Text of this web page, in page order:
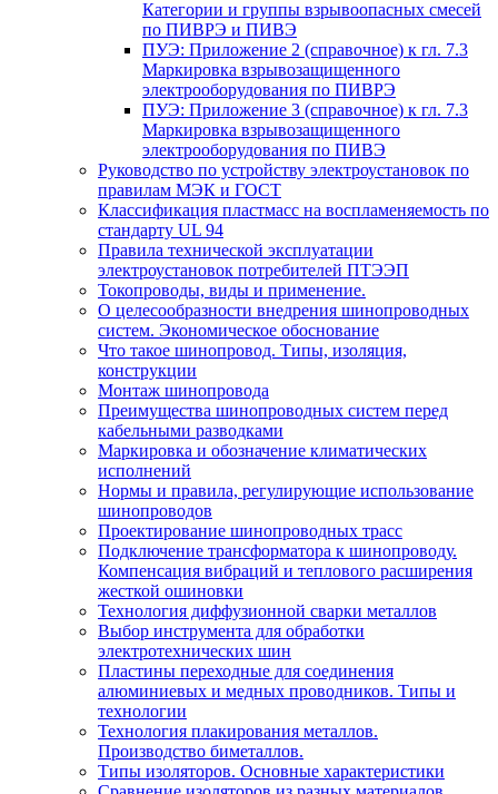
Категории и группы взрывоопасных смесей
по ПИВРЭ и ПИВЭ
ПУЭ: Приложение 2 (справочное) к гл. 7.3
Маркировка взрывозащищенного
электрооборудования по ПИВРЭ
ПУЭ: Приложение 3 (справочное) к гл. 7.3
Маркировка взрывозащищенного
электрооборудования по ПИВЭ
Руководство по устройству электроустановок по
правилам МЭК и ГОСТ
Классификация пластмасс на воспламеняемость по
стандарту UL 94
Правила технической эксплуатации
электроустановок потребителей ПТЭЭП
Токопроводы, виды и применение.
О целесообразности внедрения шинопроводных
систем. Экономическое обоснование
Что такое шинопровод. Типы, изоляция,
конструкции
Монтаж шинопровода
Преимущества шинопроводных систем перед
кабельными разводками
Маркировка и обозначение климатических
исполнений
Нормы и правила, регулирующие использование
шинопроводов
Проектирование шинопроводных трасс
Подключение трансформатора к шинопроводу.
Компенсация вибраций и теплового расширения
жесткой ошиновки
Технология диффузионной сварки металлов
Выбор инструмента для обработки
электротехнических шин
Пластины переходные для соединения
алюминиевых и медных проводников. Типы и
технологии
Технология плакирования металлов.
Производство биметаллов.
Типы изоляторов. Основные характеристики